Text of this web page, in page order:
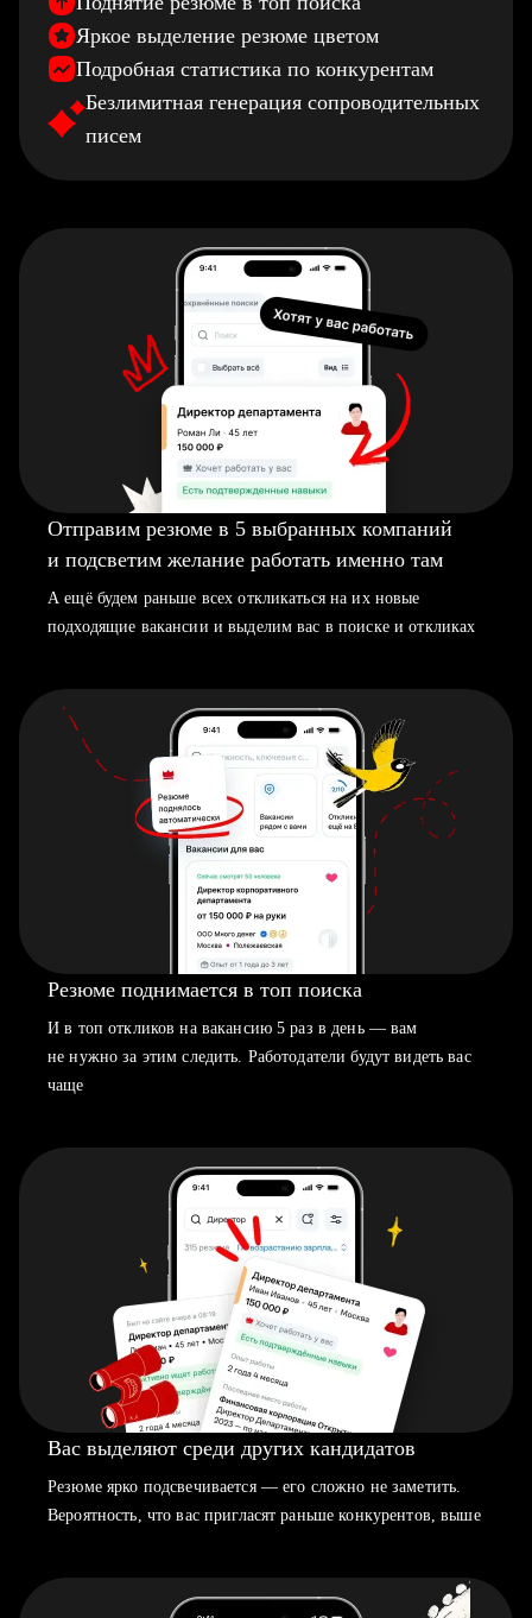
Яркое выделение резюме цветом
Подробная статистика по конкурентам
Безлимитная генерация сопроводительных
писем
Отправим резюме в 5 выбранных компаний
и подсветим желание работать именно там
А ещё будем раньше всех откликаться на их новые
подходящие вакансии и выделим вас в поиске и откликах
Резюме поднимается в топ поиска
И в топ откликов на вакансию 5 раз в день — вам
не нужно за этим следить. Работодатели будут видеть вас
чаще
Вас выделяют среди других кандидатов
Резюме ярко подсвечивается — его сложно не заметить.
Вероятность, что вас пригласят раньше конкурентов, выше